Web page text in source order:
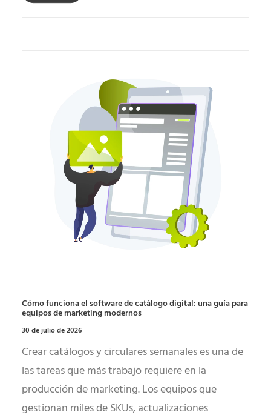
Cómo funciona el software de catálogo digital: una guía para
equipos de marketing modernos
30 de julio de 2026
Crear catálogos y circulares semanales es una de
las tareas que más trabajo requiere en la
producción de marketing. Los equipos que
gestionan miles de SKUs, actualizaciones